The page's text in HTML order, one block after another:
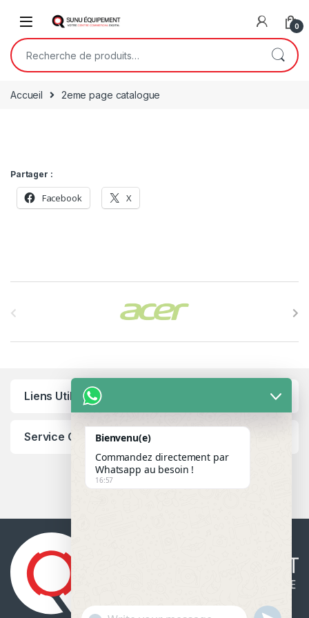
0
Accueil 2eme page catalogue
Partager :
Facebook X
Liens Utiles
Service ClientBienvenu(e)
Commandez directement par
Whatsapp au besoin !
16:57